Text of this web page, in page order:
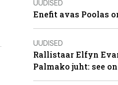
UUDISED
Enefit avas Poolas
UUDISED
Rallistaar Elfyn
Palmako juht: see